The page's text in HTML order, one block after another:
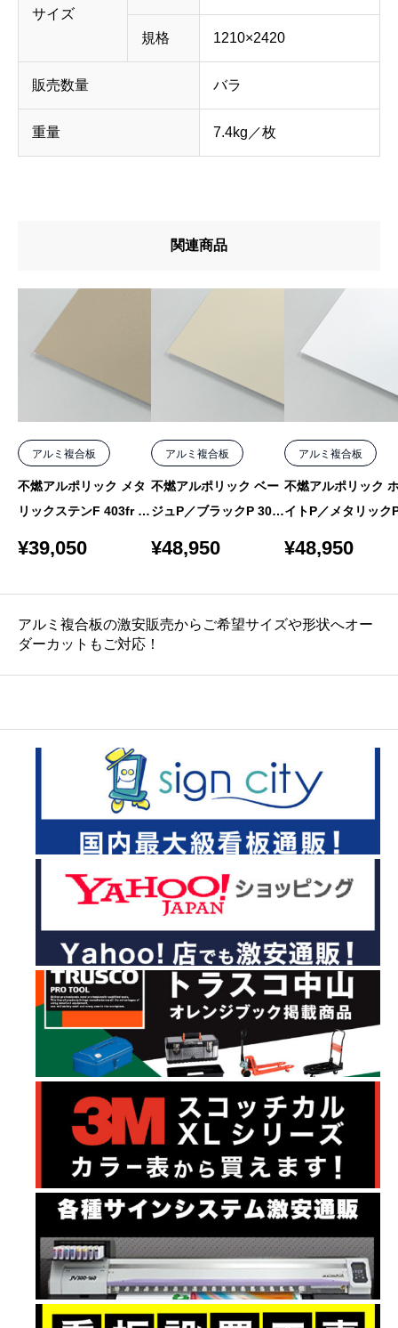
サイズ
規格 1210×2420
販売数量 バラ
重量 7.4kg／枚
関連商品
アルミ複合板
不燃アルポリック メタ
リックステンF 403fr M
¥39,050
アルミ複合板
不燃アルポリック ベー
ジュP／ブラックP 303f
¥48,950
アルミ複合板
不燃アルポリック
イトP／メタリック
0 バラ
¥48,950
アルミ複合板の激安販売からご希望サイズや形状へオー
ダーカットもご対応！